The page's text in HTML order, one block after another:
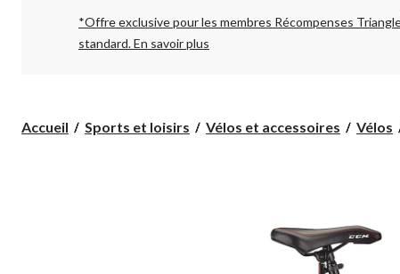
pour
changer
*Offre exclusive pour les membres Récompenses
standard.En savoir plus
Accueil Sports et loisirs Vélos et accessoires Vélos